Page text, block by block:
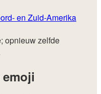
en Zuid-Amerika
opnieuw zelfde